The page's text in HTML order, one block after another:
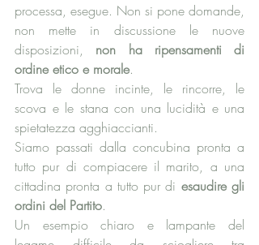
processa, esegue. Non si pone domande,
non mette in discussione le nuove
disposizioni, non ha ripensamenti di
ordine etico e morale.
Trova le donne incinte, le rincorre, le
scova e le stana con una lucidità e una
spietatezza agghiaccianti.
Siamo passati dalla concubina pronta a
tutto pur di compiacere il marito, a una
cittadina pronta a tutto pur di esaudire gli
ordini del Partito.
Un esempio chiaro e lampante del